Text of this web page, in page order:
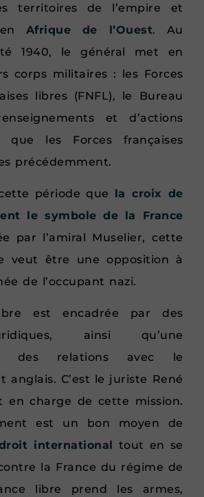
territoires de l’empire et
Afrique de l’Ouest. Au
1940, le général met en
corps militaires : les Forces
libres (FNFL), le Bureau
et d’actions
que les Forces françaises
précédemment.
période que la croix de
le symbole de la France
par l’amiral Muselier, cette
veut être une opposition à
de l’occupant nazi.
est encadrée par des
ainsi qu’une
des relations avec le
anglais. C’est le juriste René
en charge de cette mission.
est un bon moyen de
international
tout en se
la France du régime de
libre prend les armes,